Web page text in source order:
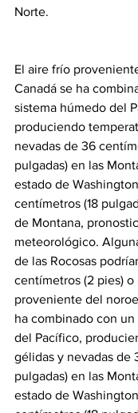
Norte.
El aire frío
Canadá se ha
sistema húmedo del
produciendo
nevadas de 36
pulgadas) en las
estado de
centímetros (18
de Montana,
meteorológico.
de las Rocosas
centímetros (2 pies) o
proveniente del
ha combinado con
del Pacífico,
gélidas y nevadas de
pulgadas) en las
estado de